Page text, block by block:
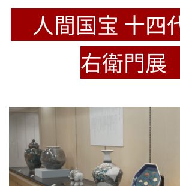
人間国宝 十四
右衛門展